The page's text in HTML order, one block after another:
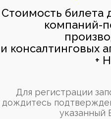
Стоимость билета
компаний-
и консалтинговых
+
Для регистрации
дождитесь
указанный